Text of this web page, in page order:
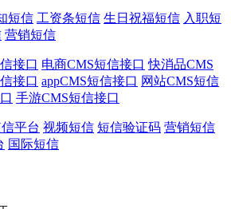
短信 工资条短信 生日祝福短信 入职短
营销短信
接口 电商CMS短信接口 快消品CMS
接口 appCMS短信接口 网站CMS短信
手游CMS短信接口
平台 视频短信 短信验证码 营销短信
国际短信